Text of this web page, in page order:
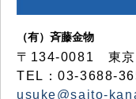
（有）斉藤金物
〒134-0081 東京
TEL：03-3688-
usuke@saito-